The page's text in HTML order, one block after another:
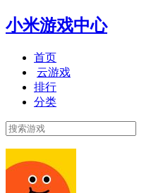
小米游戏中心
首页
云游戏
排行
分类